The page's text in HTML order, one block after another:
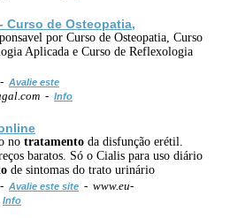
de Osteopatia,
por Curso de Osteopatia, Curso
Aplicada e Curso de Reflexologia
Avalie este
- Info
no tratamento da disfunção erétil.
baratos. Só o Cialis para uso diário
de sintomas do trato urinário
Avalie este site - www.eu-
Info